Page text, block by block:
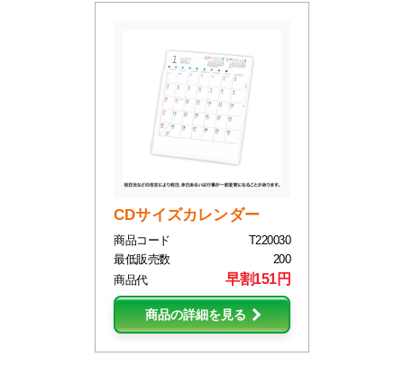
CDサイズカレンダー
商品コード
T220030
最低販売数
200
商品代
早割151円
商品の詳細を見る